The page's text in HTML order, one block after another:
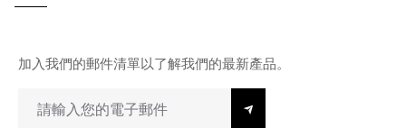
加入我們的郵件清單以了解我們的最新產品。